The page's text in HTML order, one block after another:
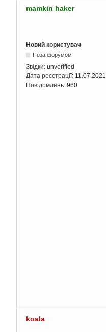
mamkin haker
Новий користувач
Поза форумом
Звідки: unverified
Дата реєстрації: 11.07.2021
Повідомлень: 960
koala